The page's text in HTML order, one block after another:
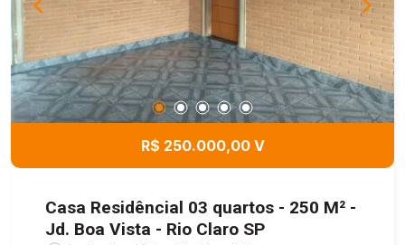
R$ 250.000,00 V
Casa Residêncial 03 quartos - 250 M² -
Jd. Boa Vista - Rio Claro SP